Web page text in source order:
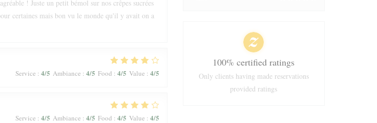
! Juste un petit bémol sur nos crêpes sucrées
certaines mais bon vu le monde qu'il y avait on a
Service : 4/5 Ambiance : 4/5 Food : 4/5 Value : 4/5
Service : 4/5 Ambiance : 4/5 Food : 4/5 Value : 4/5
100% certified ratings
Only clients having made reservations
provided ratings